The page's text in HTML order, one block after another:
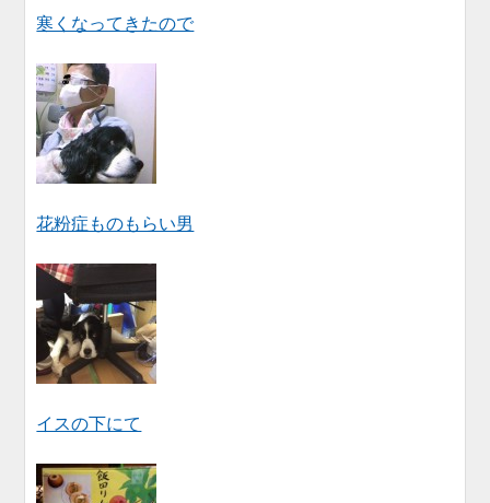
寒くなってきたので
花粉症ものもらい男
イスの下にて